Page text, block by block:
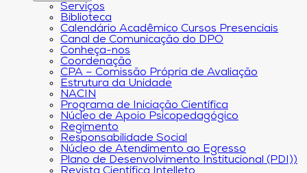
Serviços
Biblioteca
Calendário Acadêmico Cursos Presenciais
Canal de Comunicação do DPO
Conheça-nos
Coordenação
CPA – Comissão Própria de Avaliação
Estrutura da Unidade
NACIN
Programa de Iniciação Científica
Núcleo de Apoio Psicopedagógico
Regimento
Responsabilidade Social
Núcleo de Atendimento ao Egresso
Plano de Desenvolvimento Institucional (PDI))
Revista Científica Intelleto